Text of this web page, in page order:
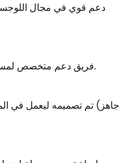
--- فريق دعم متخصص لمساعدتك قبل وأثناء وبعد الولادة.